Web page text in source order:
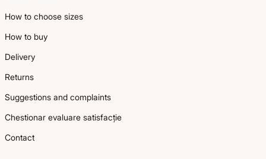
How to choose sizes
How to buy
Delivery
Returns
Suggestions and complaints
Chestionar evaluare satisfacție
Contact